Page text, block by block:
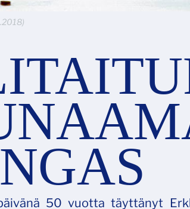
50 vuotta täyttänyt